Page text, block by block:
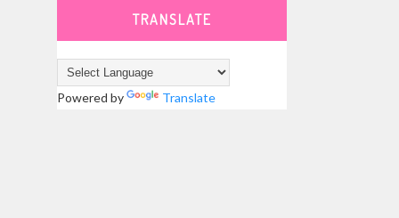
TRANSLATE
Powered by Translate